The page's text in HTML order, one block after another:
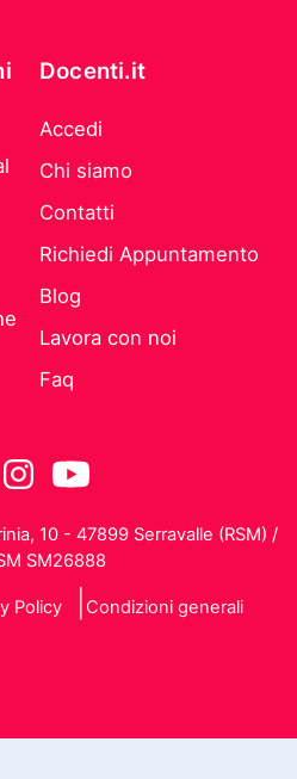
Docenti.it
Accedi
Chi siamo
Contatti
Richiedi Appuntamento
Blog
Lavora con noi
Faq
10 - 47899 Serravalle (RSM) /
SM26888
Policy Condizioni generali